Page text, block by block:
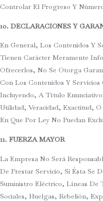
Controlar El Progreso Y
10. DECLARACIONES Y
En General, Los Contenidos Y
Tienen Carácter Meramente
Ofrecerlos, No Se Otorga
Con Los Contenidos Y
Incluyendo, A Título
Utilidad, Veracidad, Exactitud,
En Que Por Ley No Puedan
11. FUERZA MAYOR
La Empresa No Será
De Prestar Servicio, Si Ésta Se
Suministro Eléctrico, Líneas De
Sociales, Huelgas, Rebelión,